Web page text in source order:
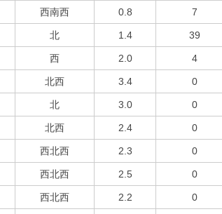
西南西 0.8 7
北 1.4 39
西 2.0 4
北西 3.4 0
北 3.0 0
北西 2.4 0
西北西 2.3 0
西北西 2.5 0
西北西 2.2 0